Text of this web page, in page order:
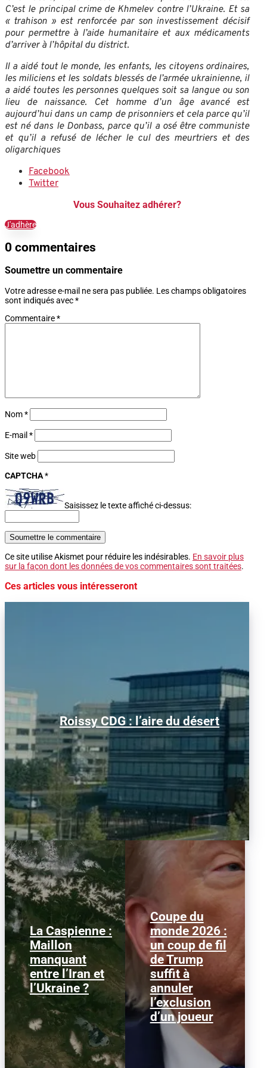
C’est le principal crime de Khmelev contre l’Ukraine. Et sa
« trahison » est renforcée par son investissement décisif
pour permettre à l’aide humanitaire et aux médicaments
d’arriver à l’hôpital du district.
Il a aidé tout le monde, les enfants, les citoyens ordinaires,
les miliciens et les soldats blessés de l’armée ukrainienne, il
a aidé toutes les personnes quelques soit sa langue ou son
lieu de naissance. Cet homme d’un âge avancé est
aujourd’hui dans un camp de prisonniers et cela parce qu’il
est né dans le Donbass, parce qu’il a osé être communiste
et qu’il a refusé de lécher le cul des meurtriers et des
oligarchiques
Facebook
Twitter
Vous Souhaitez adhérer?
J'adhère
0 commentaires
Soumettre un commentaire
Votre adresse e-mail ne sera pas publiée. Les champs obligatoires
sont indiqués avec*
Commentaire*
Nom*
E-mail *
Site web
CAPTCHA*
Saisissez le texte affiché ci-dessus:
Soumettre le commentaire
Ce site utilise Akismet pour réduire les indésirables. En savoir plus
sur la façon dont les données de vos commentaires sont traitées.
Ces articles vous intéresseront
Roissy CDG : l’aire du désert
Alors que le trafic aérien a retrouvé son
niveau d’avant la pandémie, les
conditions d’obtention...
La Caspienne :
Maillon
manquant
entre l’Iran et
l’Ukraine ?
Samedi 25 juillet 2026,
des drones ukrainiens
ont frappé plusieurs
cibles en mer Caspienne,
parmi...
Coupe du
monde 2026 :
un coup de fil
de Trump
suffit à
annuler
l’exclusion
d’un joueur
Le 1er juillet 2026,
l'attaquant américain
Folarin Balogun recevait
un carton rouge
parfaitement...